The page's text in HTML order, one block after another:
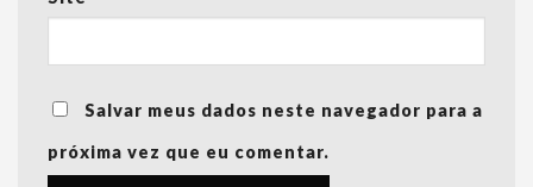
Salvar meus dados neste navegador para a
próxima vez que eu comentar.